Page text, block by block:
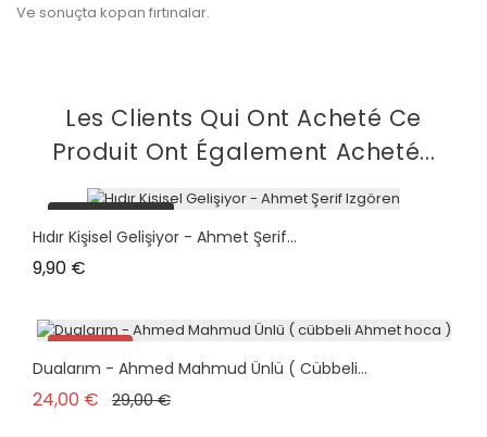
Ve sonuçta kopan fırtınalar.
Les Clients Qui Ont Acheté Ce
Produit Ont Également Acheté...
plus en stock
Hıdır Kişisel Gelişiyor - Ahmet Şerif...
9,90 €
Promo !
Dualarım - Ahmed Mahmud Ünlü ( Cübbeli...
24,00 € Prix de base
29,00 €Prix